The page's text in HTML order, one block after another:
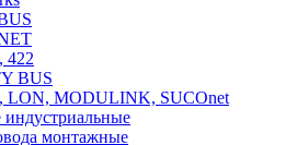
422
BUS
LON, MODULINK, SUCOnet
индустриальные
монтажные